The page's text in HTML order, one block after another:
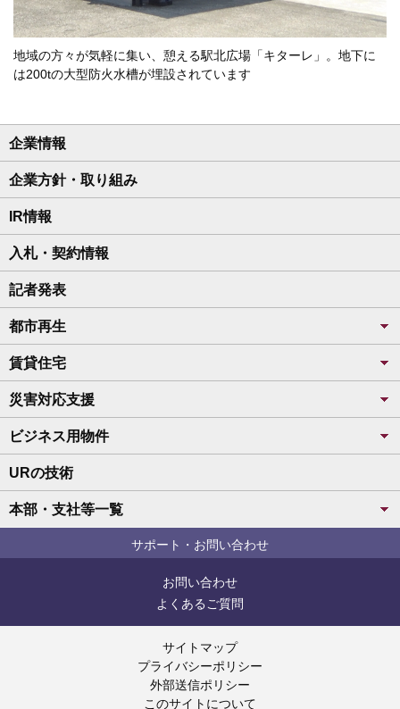
地域の方々が気軽に集い、憩える駅北広場「キターレ」。地下に
は200tの大型防火水槽が埋設されています
企業情報
企業方針・取り組み
IR情報
入札・契約情報
記者発表
都市再生
賃貸住宅
災害対応支援
ビジネス用物件
URの技術
本部・支社等一覧
サポート・お問い合わせ
お問い合わせ
よくあるご質問
サイトマップ
プライバシーポリシー
外部送信ポリシー
このサイトについて